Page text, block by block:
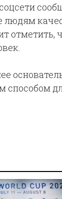
людям
отметить,
способом